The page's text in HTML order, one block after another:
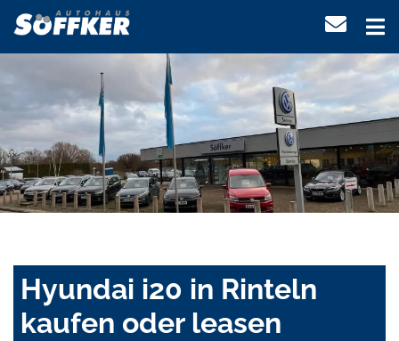
Hyundai i20 in Rinteln
kaufen oder leasen